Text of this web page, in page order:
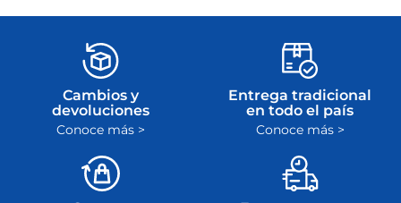
Cambios y
devoluciones
Conoce más >
Entrega tradicional
en todo el país
Conoce más >